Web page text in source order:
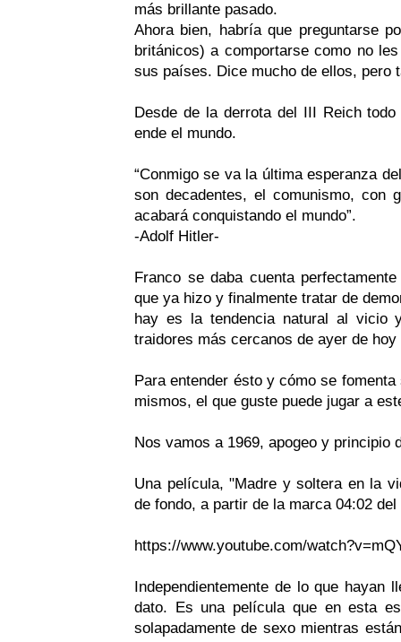
más brillante pasado.
Ahora bien, habría que preguntarse
británicos) a comportarse como no
sus países. Dice mucho de ellos, pero
Desde de la derrota del III Reich
ende el mundo.
“Conmigo se va la última esperanza
son decadentes, el comunismo, con
acabará conquistando el mundo”.
-Adolf Hitler-
Franco se daba cuenta
que ya hizo y finalmente tratar de
hay es la tendencia natural al vicio
traidores más cercanos de ayer de
Para entender ésto y cómo se
mismos, el que guste puede jugar a
Nos vamos a 1969, apogeo y principio
Una película, "Madre y soltera en la
de fondo, a partir de la marca 04:02
https://www.youtube.com/
Independientemente de lo que hayan
dato. Es una película que en esta
solapadamente de sexo mientras